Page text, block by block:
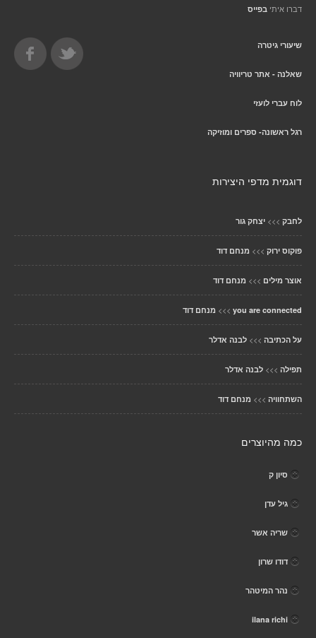
דברו איתי בפייס
שיעורי גיטרה
שאלנה - אתר טריוויה
לוח עברי לועזי
רגל ראשונה- ספרים ומוזיקה
דוגמית מדפי היצירות
לחבק >>> יצחק גור
פוקוס ירוק >>> מנחם דוד
אוצר מילים >>> מנחם דוד
you are connected
>>> מנחם דוד
על הכתיבה >>> לבנה אדלר
תפילה >>> לבנה אדלר
השתחוויה >>> מנחם דוד
כמה מהיוצרים
סיון ק
גיל עדן
שריה אשר
דודו שרון
נהר המיטהר
ilana richi